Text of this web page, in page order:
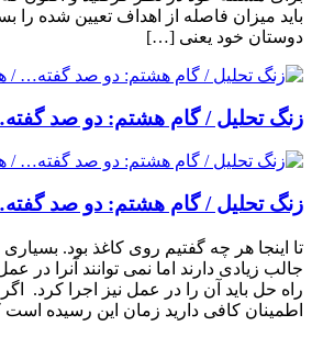
باید میزان فاصله از اهداف تعیین شده را
دوستان خود یعنی […]
زنگ تحلیل / گام هشتم: دو صد
زنگ تحلیل / گام هشتم: دو صد
تا اینجا هر چه گفتیم روی کاغذ بود. بسیاری
جالب زیادی دارند اما نمی توانند آنرا در
راه حل باید آن را در عمل نیز اجرا کرد. اگر
اطمینان کافی دارید زمان این رسیده